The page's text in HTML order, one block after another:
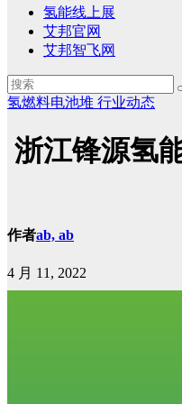
氢能线上展
艾邦官网
艾邦智飞网
氢燃料电池堆 行业动态
浙江锋源氢
作者ab, ab
4 月 11, 2022